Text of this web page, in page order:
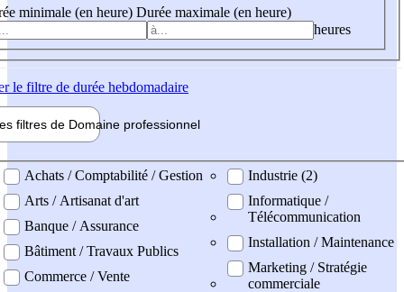
minimale (en heure) Durée maximale (en heure)
heures
le filtre de durée hebdomadaire
filtres de Domaine professionnel
professionel
Achats / Comptabilité / Gestion
Arts / Artisanat d'art
Banque / Assurance
Bâtiment / Travaux Publics
Commerce / Vente
Industrie (2)
Informatique /
Télécommunication
Installation / Maintenance
Marketing / Stratégie
commerciale